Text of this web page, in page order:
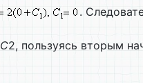
.
C2, пользуясь вторым